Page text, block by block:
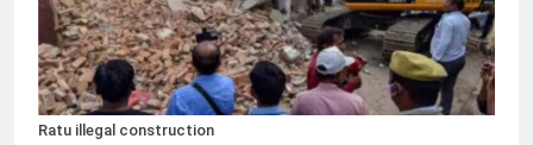
Ratu illegal construction